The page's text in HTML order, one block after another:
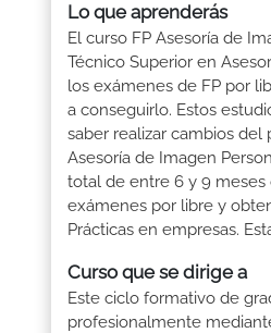
Lo que aprenderás
El curso FP Asesoría de
Técnico Superior en
los exámenes de FP por
a conseguirlo. Estos
saber realizar cambios
Asesoría de Imagen
total de entre 6 y 9 meses
exámenes por libre y
Prácticas en empresas.
Curso que se dirige a
Este ciclo formativo de
profesionalmente